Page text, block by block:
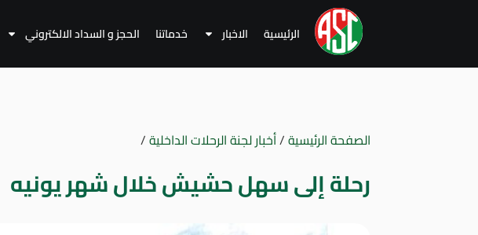
الرئيسية الاخبار خدماتنا الحجز و السداد الالكتروني
الصفحة الرئيسية/أخبار لجنة الرحلات الداخلية/
رحلة إلى سهل حشيش خلال شهر يونيه